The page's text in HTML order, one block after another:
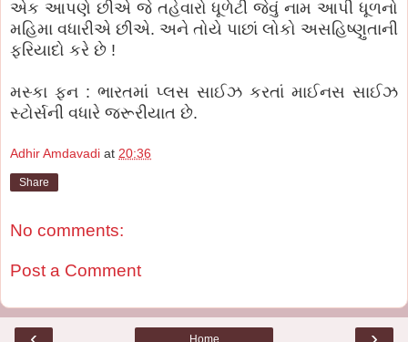
એક આપણે છીએ જે તહેવારો ધૂળેટી જેવું નામ આપી ધૂળનો
મહિમા વધારીએ છીએ. અને તોયે પાછાં લોકો અસહિષ્ણુતાની
ફરિયાદો કરે છે !
મસ્કા ફન : ભારતમાં પ્લસ સાઈઝ કરતાં માઈનસ સાઈઝ
સ્ટોર્સની વધારે જરૂરીયાત છે.
Adhir Amdavadi at 20:36
Share
No comments:
Post a Comment